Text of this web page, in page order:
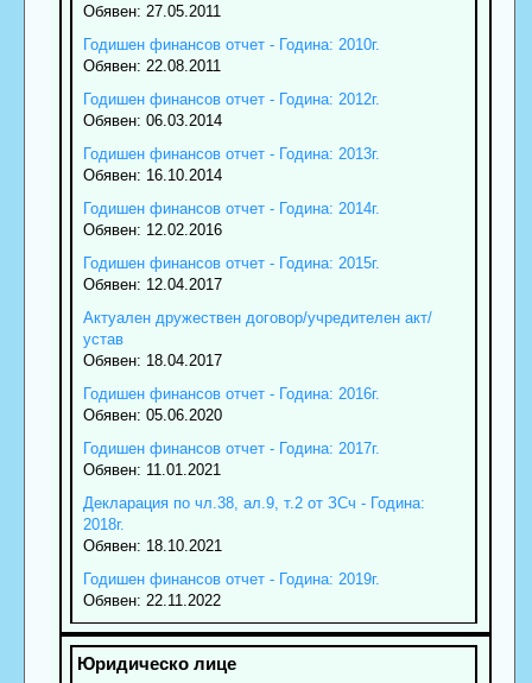
Обявен: 27.05.2011
Годишен финансов отчет - Година: 2010г.
Обявен: 22.08.2011
Годишен финансов отчет - Година: 2012г.
Обявен: 06.03.2014
Годишен финансов отчет - Година: 2013г.
Обявен: 16.10.2014
Годишен финансов отчет - Година: 2014г.
Обявен: 12.02.2016
Годишен финансов отчет - Година: 2015г.
Обявен: 12.04.2017
Актуален дружествен договор/учредителен акт/
устав
Обявен: 18.04.2017
Годишен финансов отчет - Година: 2016г.
Обявен: 05.06.2020
Годишен финансов отчет - Година: 2017г.
Обявен: 11.01.2021
Декларация по чл.38, ал.9, т.2 от ЗСч - Година:
2018г.
Обявен: 18.10.2021
Годишен финансов отчет - Година: 2019г.
Обявен: 22.11.2022